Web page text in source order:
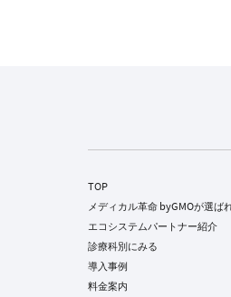
TOP
メディカル革命 byGMOが選ば
エコシステムパートナー紹介
診療科別にみる
導入事例
料金案内